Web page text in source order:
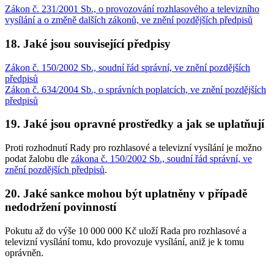
Zákon č. 231/2001 Sb., o provozování rozhlasového a televizního
vysílání a o změně dalších zákonů, ve znění pozdějších předpisů
18. Jaké jsou související předpisy
Zákon č. 150/2002 Sb., soudní řád správní, ve znění pozdějších
předpisů
Zákon č. 634/2004 Sb., o správních poplatcích, ve znění pozdějších
předpisů
19. Jaké jsou opravné prostředky a jak se uplatňují
Proti rozhodnutí Rady pro rozhlasové a televizní vysílání je možno
podat žalobu dle zákona č. 150/2002 Sb., soudní řád správní, ve
znění pozdějších předpisů.
20. Jaké sankce mohou být uplatněny v případě
nedodržení povinností
Pokutu až do výše 10 000 000 Kč uloží Rada pro rozhlasové a
televizní vysílání tomu, kdo provozuje vysílání, aniž je k tomu
oprávněn.